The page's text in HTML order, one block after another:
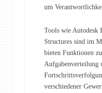
um
Tools wie Autodesk
Structures sind im
bieten Funktionen
Aufgabenverteilung
verschiedener